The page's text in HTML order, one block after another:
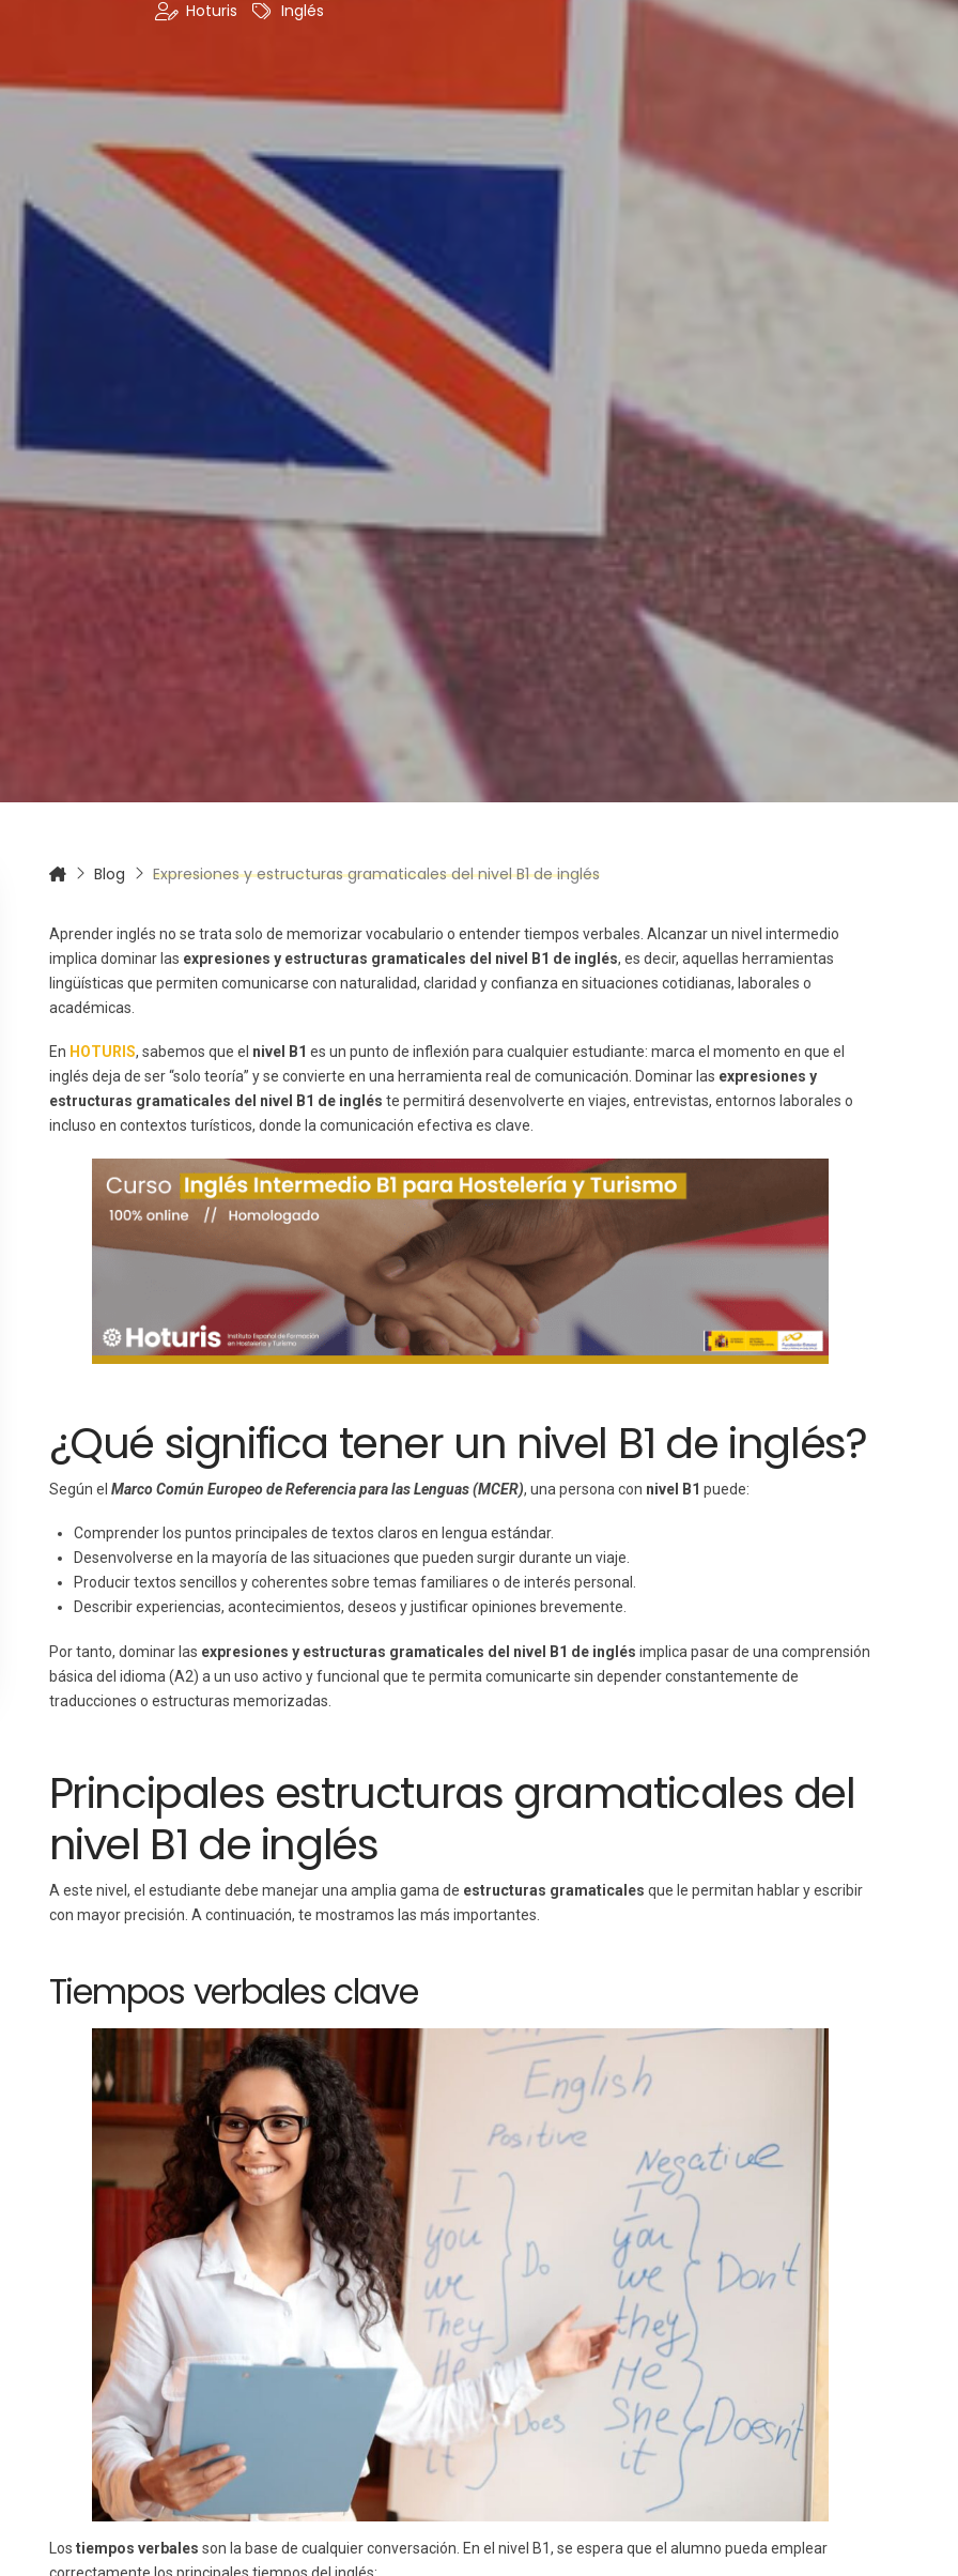
Hoturis Inglés
Blog Expresiones y estructuras gramaticales del nivel B1 de inglés
Aprender inglés no se trata solo de memorizar vocabulario o entender tiempos verbales. Alcanzar un nivel intermedio
implica dominar las expresiones y estructuras gramaticales del nivel B1 de inglés, es decir, aquellas herramientas
lingüísticas que permiten comunicarse con naturalidad, claridad y confianza en situaciones cotidianas, laborales o
académicas.
En HOTURIS, sabemos que el nivel B1 es un punto de inflexión para cualquier estudiante: marca el momento en que el
inglés deja de ser “solo teoría” y se convierte en una herramienta real de comunicación. Dominar las expresiones y
estructuras gramaticales del nivel B1 de inglés te permitirá desenvolverte en viajes, entrevistas, entornos laborales o
incluso en contextos turísticos, donde la comunicación efectiva es clave.
¿Qué significa tener un nivel B1 de inglés?
Según el Marco Común Europeo de Referencia para las Lenguas (MCER), una persona con nivel B1 puede:
Comprender los puntos principales de textos claros en lengua estándar.
Desenvolverse en la mayoría de las situaciones que pueden surgir durante un viaje.
Producir textos sencillos y coherentes sobre temas familiares o de interés personal.
Describir experiencias, acontecimientos, deseos y justificar opiniones brevemente.
Por tanto, dominar las expresiones y estructuras gramaticales del nivel B1 de inglés implica pasar de una comprensión
básica del idioma (A2) a un uso activo y funcional que te permita comunicarte sin depender constantemente de
traducciones o estructuras memorizadas.
Principales estructuras gramaticales del
nivel B1 de inglés
A este nivel, el estudiante debe manejar una amplia gama de estructuras gramaticales que le permitan hablar y escribir
con mayor precisión. A continuación, te mostramos las más importantes.
Tiempos verbales clave
Los tiempos verbales son la base de cualquier conversación. En el nivel B1, se espera que el alumno pueda emplear
correctamente los principales tiempos del inglés: